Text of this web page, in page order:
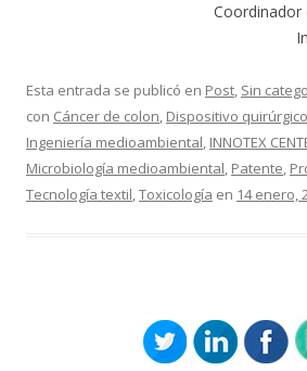
Coordinador
Esta entrada se publicó en Post, Sin
con Cáncer de colon, Dispositivo quirúrgico
Ingeniería medioambiental, INNOTEX
Microbiología medioambiental, Patente,
Tecnología textil,Toxicología en 14 enero,